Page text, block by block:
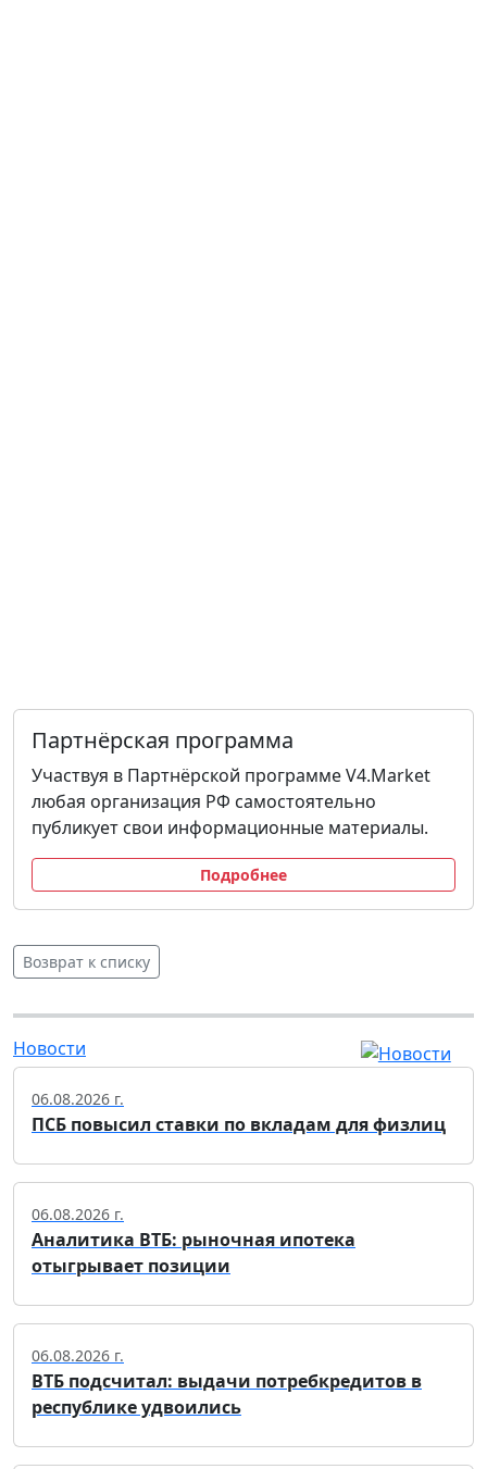
Партнёрская программа
Участвуя в Партнёрской программе V4.Market
любая организация РФ самостоятельно
публикует свои информационные материалы.
Подробнее
Возврат к списку
Новости
06.08.2026 г.
ПСБ повысил ставки по вкладам для физлиц
06.08.2026 г.
Аналитика ВТБ: рыночная ипотека
отыгрывает позиции
06.08.2026 г.
ВТБ подсчитал: выдачи потребкредитов в
республике удвоились